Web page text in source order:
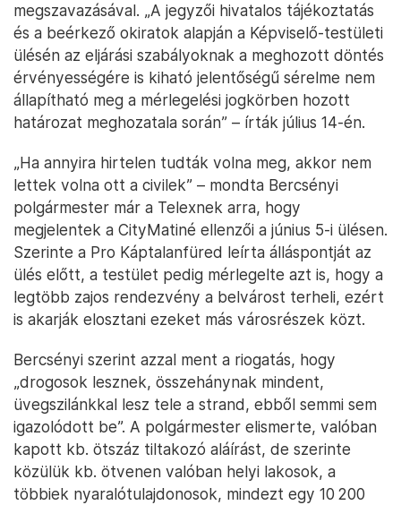
megszavazásával. „A jegyzői hivatalos tájékoztatás
és a beérkező okiratok alapján a Képviselő-testületi
ülésén az eljárási szabályoknak a meghozott döntés
érvényességére is kiható jelentőségű sérelme nem
állapítható meg a mérlegelési jogkörben hozott
határozat meghozatala során” – írták július 14-én.
„Ha annyira hirtelen tudták volna meg, akkor nem
lettek volna ott a civilek” – mondta Bercsényi
polgármester már a Telexnek arra, hogy
megjelentek a CityMatiné ellenzői a június 5-i ülésen.
Szerinte a Pro Káptalanfüred leírta álláspontját az
ülés előtt, a testület pedig mérlegelte azt is, hogy a
legtöbb zajos rendezvény a belvárost terheli, ezért
is akarják elosztani ezeket más városrészek közt.
Bercsényi szerint azzal ment a riogatás, hogy
„drogosok lesznek, összehánynak mindent,
üvegszilánkkal lesz tele a strand, ebből semmi sem
igazolódott be”. A polgármester elismerte, valóban
kapott kb. ötszáz tiltakozó aláírást, de szerinte
közülük kb. ötvenen valóban helyi lakosok, a
többiek nyaralótulajdonosok, mindezt egy 10 200